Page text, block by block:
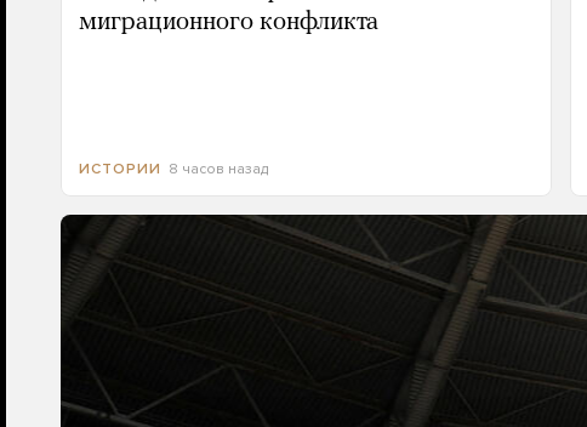
миграционного конфликта
ИСТОРИИ 8 часов назад